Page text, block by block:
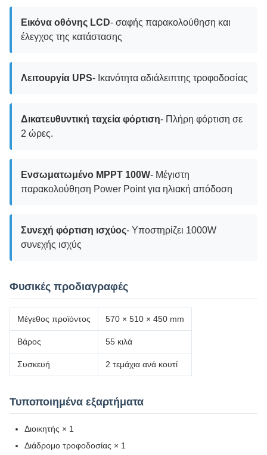
Εικόνα οθόνης LCD- σαφής παρακολούθηση και
έλεγχος της κατάστασης
Λειτουργία UPS- Ικανότητα αδιάλειπτης τροφοδοσίας
Δικατευθυντική ταχεία φόρτιση- Πλήρη φόρτιση σε
2 ώρες.
Ενσωματωμένο MPPT 100W- Μέγιστη
παρακολούθηση Power Point για ηλιακή απόδοση
Συνεχή φόρτιση ισχύος- Υποστηρίζει 1000W
συνεχής ισχύς
Φυσικές προδιαγραφές
Μέγεθος προϊόντος 570 × 510 × 450 mm
Βάρος 55 κιλά
Συσκευή 2 τεμάχια ανά κουτί
Τυποποιημένα εξαρτήματα
Διοικητής × 1
Διάδρομο τροφοδοσίας × 1